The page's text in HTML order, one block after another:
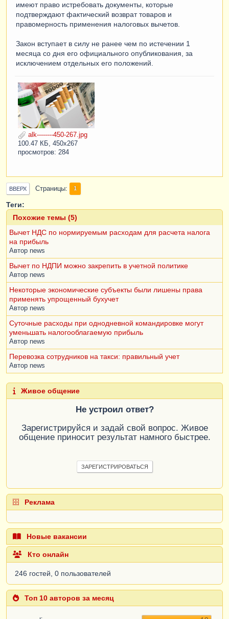
имеют право истребовать документы, которые
подтверждают фактический возврат товаров и
правомерность применения налоговых вычетов.
Закон вступает в силу не ранее чем по истечении 1
месяца со дня его официального опубликования, за
исключением отдельных его положений.
alk--------450-267.jpg
100.47 КБ, 450x267
просмотров: 284
ВВЕРХ Страницы 1
Теги:
Похожие темы (5)
Вычет НДС по нормируемым расходам для расчета налога
на прибыль
Автор news
Вычет по НДПИ можно закрепить в учетной политике
Автор news
Некоторые экономические субъекты были лишены права
применять упрощенный бухучет
Автор news
Суточные расходы при однодневной командировке могут
уменьшать налогооблагаемую прибыль
Автор news
Перевозка сотрудников на такси: правильный учет
Автор news
Живое общение
Не устроил ответ?
Зарегистрируйся и задай свой вопрос. Живое
общение приносит результат намного быстрее.
ЗАРЕГИСТРИРОВАТЬСЯ
Реклама
Новые вакансии
Кто онлайн
246 гостей, 0 пользователей
Топ 10 авторов за месяц